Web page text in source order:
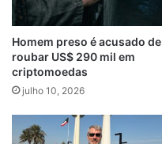
Homem preso é acusado de
roubar US$ 290 mil em
criptomoedas
julho 10, 2026